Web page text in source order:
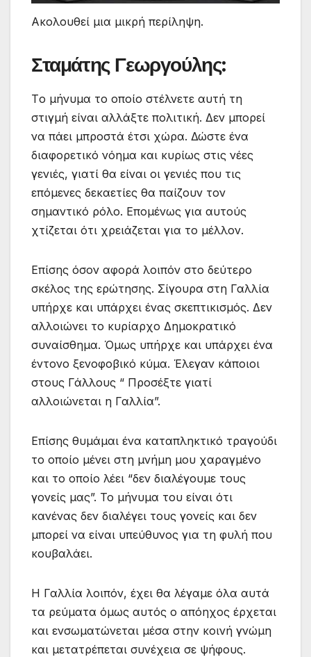
Ακολουθεί μια μικρή περίληψη.
Σταμάτης Γεωργούλης:
Tο μήνυμα το οποίο στέλνετε αυτή τη
στιγμή είναι αλλάξτε πολιτική. Δεν μπορεί
να πάει μπροστά έτσι χώρα. Δώστε ένα
διαφορετικό νόημα και κυρίως στις νέες
γενιές, γιατί θα είναι οι γενιές που τις
επόμενες δεκαετίες θα παίζουν τον
σημαντικό ρόλο. Επομένως για αυτούς
χτίζεται ότι χρειάζεται για το μέλλον.
Επίσης όσον αφορά λοιπόν στο δεύτερο
σκέλος της ερώτησης. Σίγουρα στη Γαλλία
υπήρχε και υπάρχει ένας σκεπτικισμός. Δεν
αλλοιώνει το κυρίαρχο Δημοκρατικό
συναίσθημα. Όμως υπήρχε και υπάρχει ένα
έντονο ξενοφοβικό κύμα. Έλεγαν κάποιοι
στους Γάλλους “ Προσέξτε γιατί
αλλοιώνεται η Γαλλία”.
Επίσης θυμάμαι ένα καταπληκτικό τραγούδι
το οποίο μένει στη μνήμη μου χαραγμένο
και το οποίο λέει “δεν διαλέγουμε τους
γονείς μας”. Το μήνυμα του είναι ότι
κανένας δεν διαλέγει τους γονείς και δεν
μπορεί να είναι υπεύθυνος για τη φυλή που
κουβαλάει.
Η Γαλλία λοιπόν, έχει θα λέγαμε όλα αυτά
τα ρεύματα όμως αυτός ο απόηχος έρχεται
και ενσωματώνεται μέσα στην κοινή γνώμη
και μετατρέπεται συνέχεια σε ψήφους.